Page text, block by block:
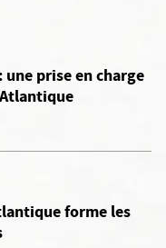
prise en charge
forme les